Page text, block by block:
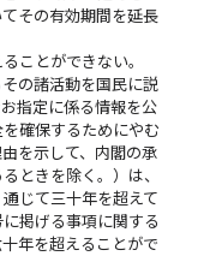
その有効期間を延長
ことができない。
の諸活動を国民に説
指定に係る情報を公
確保するためにやむ
を示して、内閣の承
ときを除く。）は、
じて三十年を超えて
掲げる事項に関する
年を超えることがで